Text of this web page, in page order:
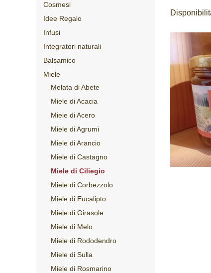
Cosmesi
Idee Regalo
Infusi
Integratori naturali
Balsamico
Miele
Melata di Abete
Miele di Acacia
Miele di Acero
Miele di Agrumi
Miele di Arancio
Miele di Castagno
Miele di Ciliegio
Miele di Corbezzolo
Miele di Eucalipto
Miele di Girasole
Miele di Melo
Miele di Rododendro
Miele di Sulla
Miele di Rosmarino